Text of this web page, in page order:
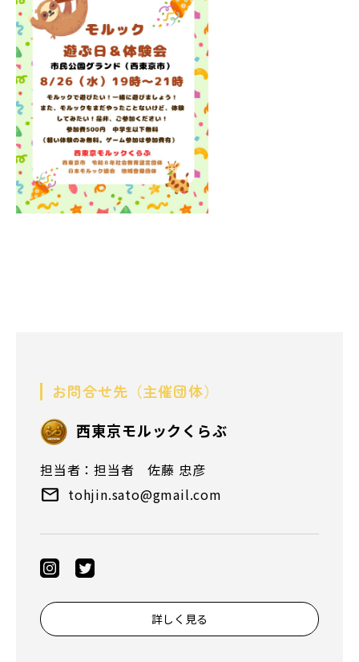
お問合せ先（主催団体）
⻄東京モルックくらぶ
担当者：担当者 佐藤 忠彦
tohjin.sato@gmail.com
詳しく見る